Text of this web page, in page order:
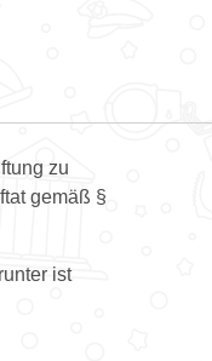
zu
gemäß §
ist